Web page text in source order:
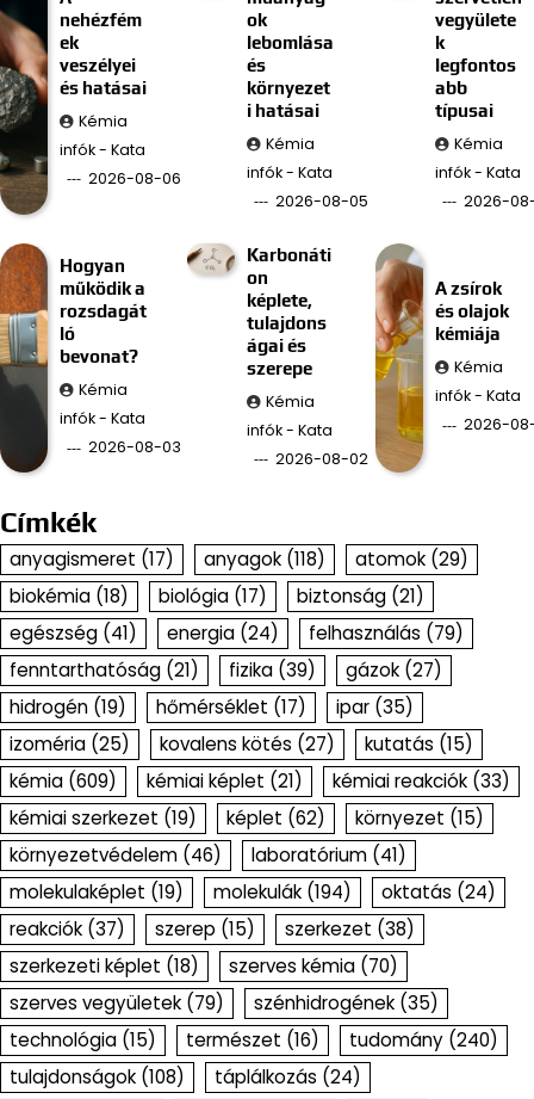
nehézfém
ek
veszélyei
és hatásai
Kémia
infók - Kata
2026-08-06
ok
lebomlása
és
környezet
i hatásai
Kémia
infók - Kata
2026-08-05
vegyülete
k
legfontos
abb
típusai
Kémia
infók - Kata
2026-
Hogyan
működik a
rozsdagát
ló
bevonat?
Kémia
infók - Kata
2026-08-03
Karbonáti
on
képlete,
tulajdons
ágai és
szerepe
Kémia
infók - Kata
2026-08-02
A zsírok
és olajok
kémiája
Kémia
infók - Kata
2026-
Címkék
anyagismeret (17) anyagok (118) atomok (29)
biokémia (18) biológia (17) biztonság (21)
egészség (41) energia (24) felhasználás (79)
fenntarthatóság (21) fizika (39) gázok (27)
hidrogén (19) hőmérséklet (17) ipar (35)
izoméria (25) kovalens kötés (27) kutatás (15)
kémia (609) kémiai képlet (21) kémiai reakciók (33)
kémiai szerkezet (19) képlet (62) környezet (15)
környezetvédelem (46) laboratórium (41)
molekulaképlet (19) molekulák (194) oktatás (24)
reakciók (37) szerep (15) szerkezet (38)
szerkezeti képlet (18) szerves kémia (70)
szerves vegyületek (79) szénhidrogének (35)
technológia (15) természet (16) tudomány (240)
tulajdonságok (108) táplálkozás (24)